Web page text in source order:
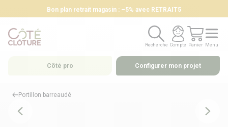
Bon plan retrait magasin : –5% avec RETRAIT5
Recherche
Recherche
Compte
Compte
Panier
Panier
Menu
Menu
Côté pro Configurer mon projet
Portillon barreaudé